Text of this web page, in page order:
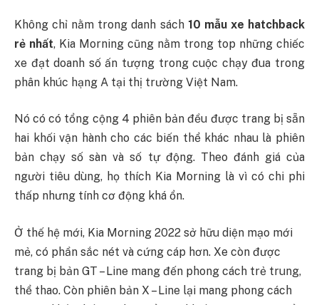
Không chỉ nằm trong danh sách 10 mẫu xe hatchback
rẻ nhất, Kia Morning cũng nằm trong top những chiếc
xe đạt doanh số ấn tượng trong cuộc chạy đua trong
phân khúc hạng A tại thị trường Việt Nam.
Nó có có tổng cộng 4 phiên bản đều được trang bị sẵn
hai khối vận hành cho các biến thể khác nhau là phiên
bản chạy số sàn và số tự động. Theo đánh giá của
người tiêu dùng, họ thích Kia Morning là vì có chi phi
thấp nhưng tính cơ động khá ổn.
Ở thế hệ mới, Kia Morning 2022 sở hữu diện mạo mới
mẻ, có phần sắc nét và cứng cáp hơn. Xe còn được
trang bị bản GT – Line mang đến phong cách trẻ trung,
thể thao. Còn phiên bản X – Line lại mang phong cách